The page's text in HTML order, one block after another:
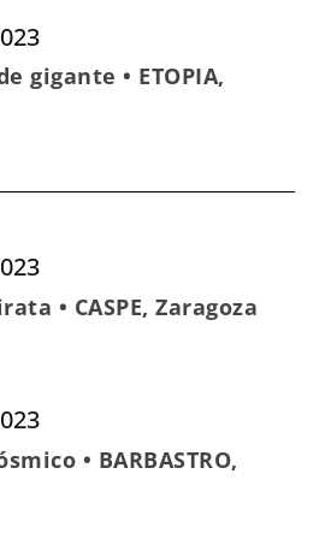
gigante • ETOPIA,
• CASPE, Zaragoza
• BARBASTRO,